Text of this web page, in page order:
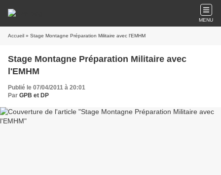
MENU
Accueil » Stage Montagne Préparation Militaire avec l'EMHM
Stage Montagne Préparation Militaire avec
l'EMHM
Publié le 07/04/2011 à 20:01
Par GPB et DP